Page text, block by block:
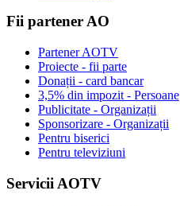
Fii partener AO
Partener AOTV
Proiecte - fii parte
Donații - card bancar
3,5% din impozit - Persoane
Publicitate - Organizații
Sponsorizare - Organizații
Pentru biserici
Pentru televiziuni
Servicii AOTV